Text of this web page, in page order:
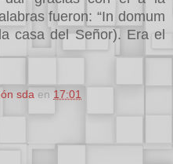
fueron: “In domum
casa del Señor). Era el
sda en 17:01